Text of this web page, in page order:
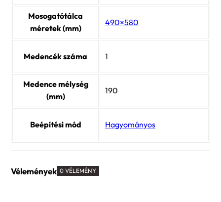
Mosogatótálca
méretek (mm)
490×580
Medencék száma 1
Medence mélység
(mm)
190
Beépítési mód Hagyományos
Vélemények 0 VÉLEMÉNY